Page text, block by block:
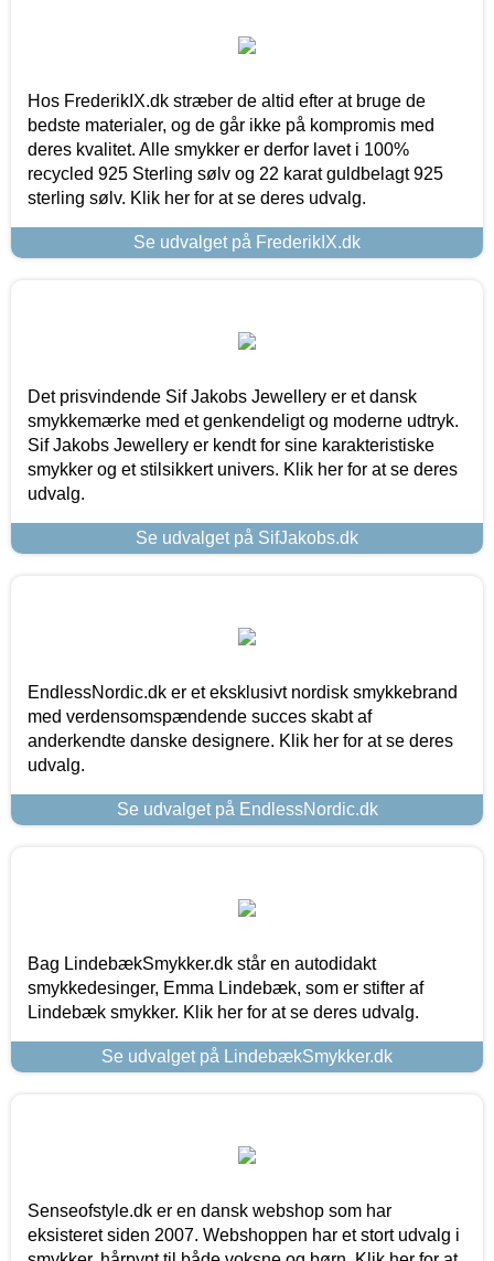
Hos FrederikIX.dk stræber de altid efter at bruge de
bedste materialer, og de går ikke på kompromis med
deres kvalitet. Alle smykker er derfor lavet i 100%
recycled 925 Sterling sølv og 22 karat guldbelagt 925
sterling sølv. Klik her for at se deres udvalg.
Se udvalget på FrederikIX.dk
Det prisvindende Sif Jakobs Jewellery er et dansk
smykkemærke med et genkendeligt og moderne udtryk.
Sif Jakobs Jewellery er kendt for sine karakteristiske
smykker og et stilsikkert univers. Klik her for at se deres
udvalg.
Se udvalget på SifJakobs.dk
EndlessNordic.dk er et eksklusivt nordisk smykkebrand
med verdensomspændende succes skabt af
anderkendte danske designere. Klik her for at se deres
udvalg.
Se udvalget på EndlessNordic.dk
Bag LindebækSmykker.dk står en autodidakt
smykkedesinger, Emma Lindebæk, som er stifter af
Lindebæk smykker. Klik her for at se deres udvalg.
Se udvalget på LindebækSmykker.dk
Senseofstyle.dk er en dansk webshop som har
eksisteret siden 2007. Webshoppen har et stort udvalg i